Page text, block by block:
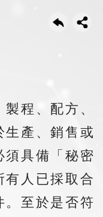
程、配方、
生產、銷售或
須具備「秘密
有人已採取合
。至於是否符